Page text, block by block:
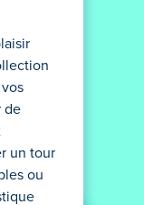
de
un tour
ou